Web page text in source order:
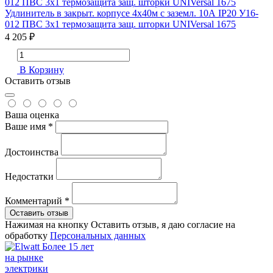
Удлинитель в закрыт. корпусе 4х40м с заземл. 10А IP20 У16-
012 ПВС 3х1 термозащита защ. шторки UNIVersal 1675
4 205 ₽
В Корзину
Оставить отзыв
Ваша оценка
Ваше имя *
Достоинства
Недостатки
Комментарий *
Оставить отзыв
Нажимая на кнопку Оставить отзыв, я даю согласие на
обработку Персональных данных
Более 15 лет
на рынке
электрики